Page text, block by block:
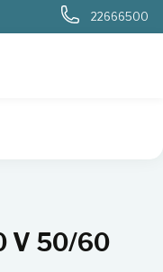
22666500
V 50/60